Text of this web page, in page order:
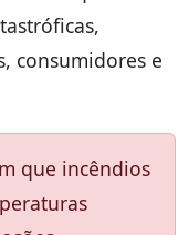
consumidores e
que incêndios